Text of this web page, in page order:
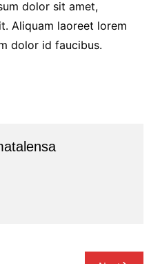
dolor sit amet,
Aliquam laoreet lorem
dolor id faucibus.